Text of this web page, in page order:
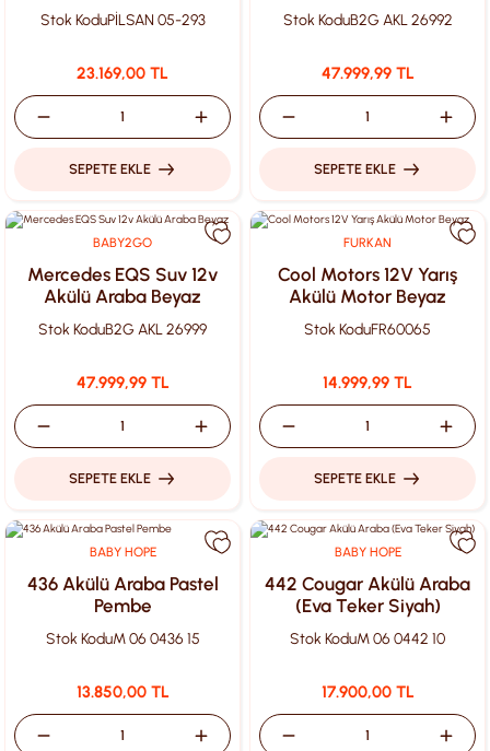
Stok KoduPİLSAN 05-293
23.169,00 TL
SEPETE EKLE
Stok KoduB2G AKL 26992
47.999,99 TL
SEPETE EKLE
BABY2GO
Mercedes EQS Suv 12v
Akülü Araba Beyaz
Stok KoduB2G AKL 26999
47.999,99 TL
SEPETE EKLE
FURKAN
Cool Motors 12V Yarış
Akülü Motor Beyaz
Stok KoduFR60065
14.999,99 TL
SEPETE EKLE
BABY HOPE
436 Akülü Araba Pastel
Pembe
Stok KoduM 06 0436 15
13.850,00 TL
BABY HOPE
442 Cougar Akülü Araba
(Eva Teker Siyah)
Stok KoduM 06 0442 10
17.900,00 TL